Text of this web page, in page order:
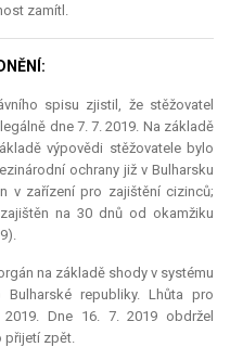
zamítl.
spisu zjistil, že stěžovatel
dne 7. 7. 2019. Na základě
výpovědi stěžovatele bylo
ochrany již v Bulharsku
v zařízení pro zajištění cizinců;
na 30 dnů od okamžiku
na základě shody v systému
republiky. Lhůta pro
Dne 16. 7. 2019 obdržel
přijetí zpět.